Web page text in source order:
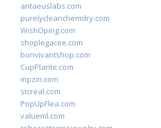
antaeuslabs.com
purelycleanchemdry.com
WishOping.com
shoplegacee.com
bonvivantshop.com
CupPlante.com
mpzin.com
stcreal.com
PopUpFlea.com
valueml.com